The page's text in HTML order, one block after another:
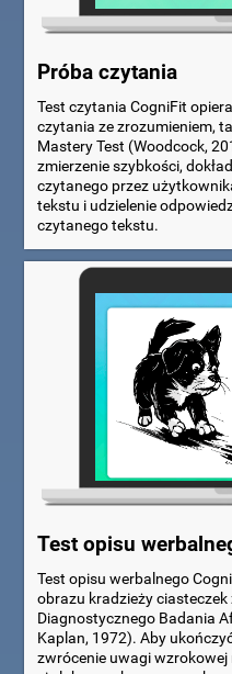
Próba czytania
Test czytania CogniFit
czytania ze zrozumieniem,
Mastery Test (Woodcock,
zmierzenie szybkości,
czytanego przez
tekstu i udzielenie
czytanego tekstu.
Test opisu
Test opisu werbalnego
obrazu kradzieży
Diagnostycznego Badania
Kaplan, 1972). Aby
zwrócenie uwagi wzrokowej